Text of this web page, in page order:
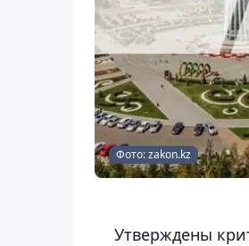
Фото: zakon.kz
Утверждены